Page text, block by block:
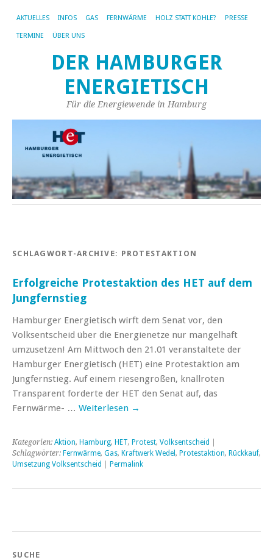
AKTUELLES INFOS GAS FERNWÄRME HOLZ STATT KOHLE? PRESSE
TERMINE ÜBER UNS
DER HAMBURGER
ENERGIETISCH
Für die Energiewende in Hamburg
SCHLAGWORT-ARCHIVE: PROTESTAKTION
Erfolgreiche Protestaktion des HET auf dem
Jungfernstieg
Hamburger Energietisch wirft dem Senat vor, den
Volksentscheid über die Energienetze nur mangelhaft
umzusetzen! Am Mittwoch den 21.01 veranstaltete der
Hamburger Energietisch (HET) eine Protestaktion am
Jungfernstieg. Auf einem riesengroßen, knallroten
Transparent forderte der HET den Senat auf, das
Fernwärme- … Weiterlesen →
Kategorien: Aktion, Hamburg, HET, Protest, Volksentscheid
Schlagwörter: Fernwärme, Gas, Kraftwerk Wedel , Protestaktion, Rückkauf,
Umsetzung Volksentscheid
Permalink
SUCHE